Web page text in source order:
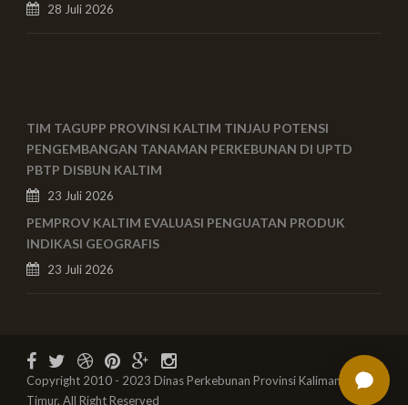
28 Juli 2026
TIM TAGUPP PROVINSI KALTIM TINJAU POTENSI
PENGEMBANGAN TANAMAN PERKEBUNAN DI UPTD
PBTP DISBUN KALTIM
23 Juli 2026
PEMPROV KALTIM EVALUASI PENGUATAN PRODUK
INDIKASI GEOGRAFIS
23 Juli 2026
Copyright 2010 - 2023 Dinas Perkebunan Provinsi Kalimantan
Timur, All Right Reserved